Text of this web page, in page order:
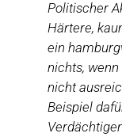
Politischer
Härtere,
ein
nichts,
nicht
Beispiel